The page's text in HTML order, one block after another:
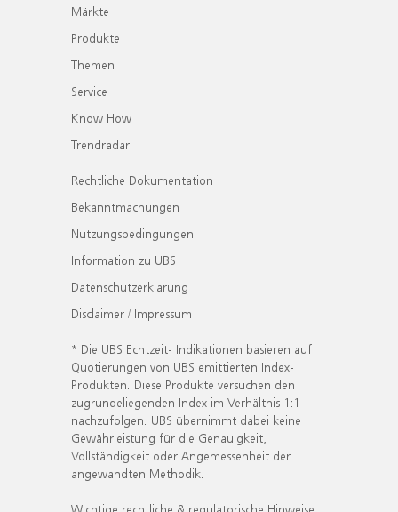
Märkte
Produkte
Themen
Service
Know How
Trendradar
Rechtliche Dokumentation
Bekanntmachungen
Nutzungsbedingungen
Information zu UBS
Datenschutzerklärung
Disclaimer / Impressum
* Die UBS Echtzeit- Indikationen basieren auf
Quotierungen von UBS emittierten Index-
Produkten. Diese Produkte versuchen den
zugrundeliegenden Index im Verhältnis 1:1
nachzufolgen. UBS übernimmt dabei keine
Gewährleistung für die Genauigkeit,
Vollständigkeit oder Angemessenheit der
angewandten Methodik.